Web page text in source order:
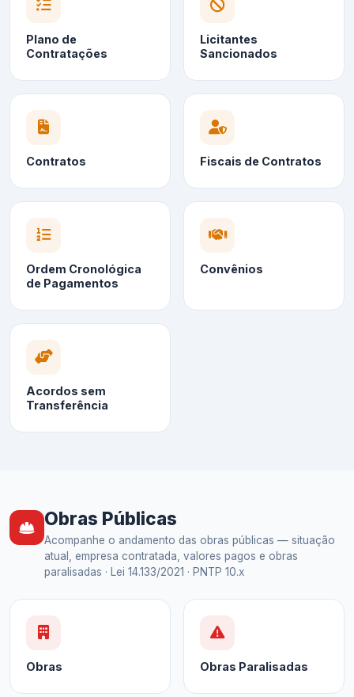
Plano de
Contratações
Licitantes
Sancionados
Contratos Fiscais de Contratos
Ordem Cronológica
de Pagamentos
Convênios
Acordos sem
Transferência
Obras Públicas
Acompanhe o andamento das obras públicas — situação
atual, empresa contratada, valores pagos e obras
paralisadas · Lei 14.133/2021 · PNTP 10.x
Obras Obras Paralisadas